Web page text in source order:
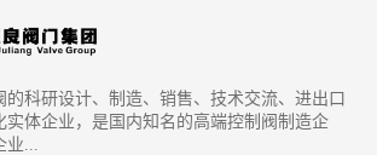
的科研设计、制造、销售、技术交流、进出口
实体企业，是国内知名的高端控制阀制造企
...